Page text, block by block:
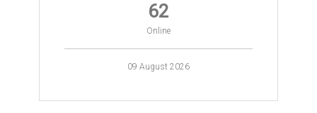
62
Online
09 August 2026